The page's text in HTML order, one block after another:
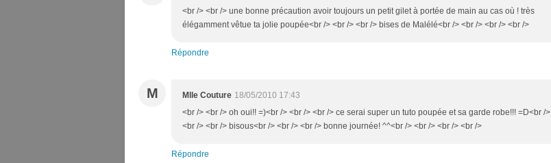
<br /> <br /> une bonne précaution avoir toujours un petit gilet à portée de main au cas où ! très
élégamment vêtue ta jolie poupée<br /> <br /> <br /> bises de Malélé<br /> <br /> <br /> <br />
Répondre
M Mlle Couture 18/05/2010 17:43
<br /> <br /> oh oui!! =)<br /> <br /> <br /> ce serai super un tuto poupée et sa garde robe!!! =D<br />
<br /> <br /> bisous<br /> <br /> <br /> bonne journée! ^^<br /> <br /> <br /> <br />
Répondre